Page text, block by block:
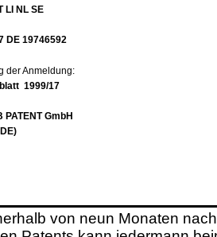
LI NL SE
DE 19746592
der Anmeldung:
1999/17
PATENT GmbH
von neun Monaten